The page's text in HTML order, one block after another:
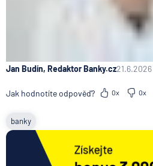
Jan Budín, Redaktor Banky.cz21.6.2026
Jak hodnotíte odpověď? 0x 0x
banky